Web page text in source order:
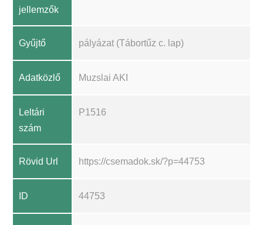
jellemzők
Gyűjtő pályázat (Tábortűz c. lap)
Adatközlő Muzslai AKI
Leltári
szám
P1516
Rövid Url https://csemadok.sk/?p=44753
ID 44753